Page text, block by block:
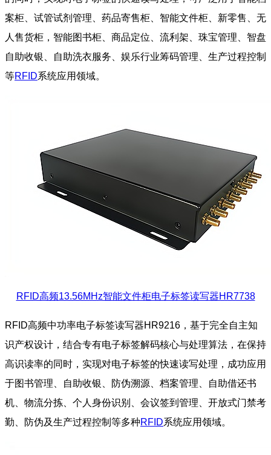
案柜、试管试剂管理、药品寄售柜、智能文件柜、新零售、无
人售货柜，智能图书柜、商品定位、流利架、珠宝管理、智盘
自助收银、自助洗衣服务、娱乐行业筹码管理、生产过程控制
等RFID系统应用领域。
RFID高频13.56MHz智能文件柜电子标签读写器HR7738
RFID高频中功率电子标签读写器HR9216，基于完全自主知
识产权设计，结合专有电子标签解码核心与处理算法，在保持
高识读率的同时，实现对电子标签的快速读写处理，成功应用
于图书管理、自助收银、防伪溯源、档案管理、自助借还书
机、物流分拣、个人身份识别、会议签到管理、开放式门禁考
勤、防伪及生产过程控制等多种RFID系统应用领域。